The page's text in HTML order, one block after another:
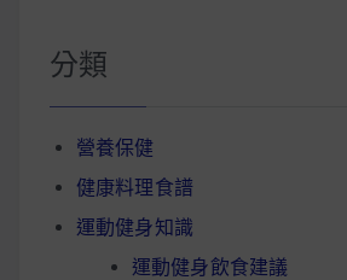
分類
營養保健
健康料理食譜
運動健身知識
運動健身飲食建議